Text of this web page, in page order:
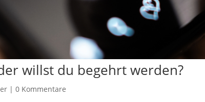
willst du begehrt werden?
|0 Kommentare